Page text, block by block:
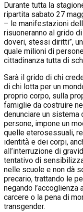
Durante tutta la
ripartita sabato 27
– le manifestazioni
risuoneranno al grido
doveri, stessi diritti”,
quale milioni di
cittadinanza tutta di
Sarà il grido di chi
di chi lotta per un
proprio corpo, sulla
famiglie da costruire
denunciare un
persone, impone un
quelle eterosessuali,
identità̀ e dei corpi,
all’interruzione di
tentativo di
nelle scuole e non dà
precario, trattando le
negando l’accoglienza
carcere o la pena di
transgender.